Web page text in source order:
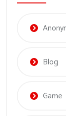
Blog
Game